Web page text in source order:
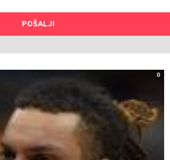
POŠALJI
0